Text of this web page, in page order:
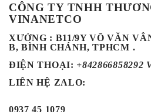
CÔNG TY TNHH
VINANETCO
XƯỞNG : B11/9Y VÕ VĂN
B, BÌNH CHÁNH, TPHCM .
ĐIỆN THOẠI: +842866858292
LIÊN HỆ ZALO:
0937 45 1079